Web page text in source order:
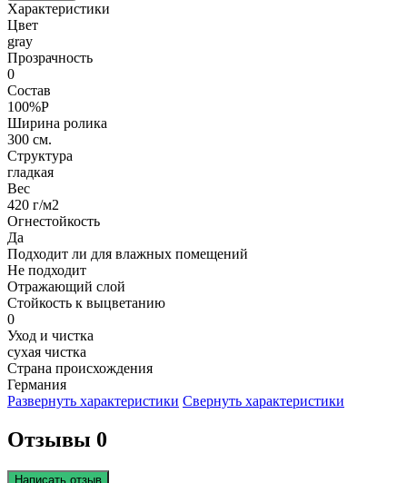
Характеристики
Цвет
gray
Прозрачность
0
Состав
100%P
Ширина ролика
300 см.
Структура
гладкая
Вес
420 г/м2
Огнестойкость
Да
Подходит ли для влажных помещений
Не подходит
Отражающий слой
Стойкость к выцветанию
0
Уход и чистка
сухая чистка
Страна происхождения
Германия
Развернуть характеристики Свернуть характеристики
Отзывы 0
Написать отзыв